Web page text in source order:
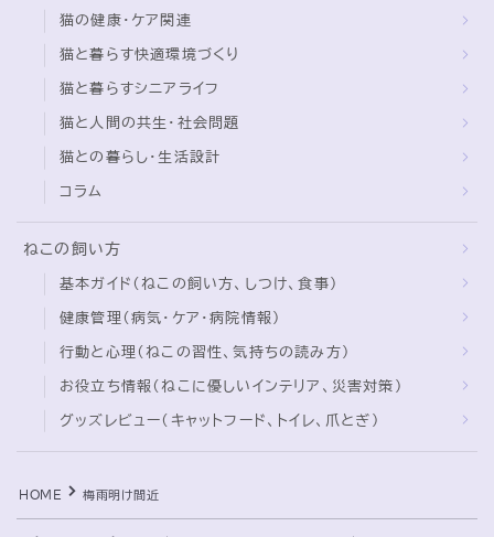
お役立ち情報（ねこに優しいインテリア、災害対
ブログ
プロフィール
Follow Me
猫の健康・ケア関連
猫と暮らす快適環境づくり
猫と暮らすシニアライフ
猫と人間の共生・社会問題
猫との暮らし・生活設計
コラム
ねこの飼い方
基本ガイド（ねこの飼い方、しつけ、食事）
健康管理（病気・ケア・病院情報）
行動と心理（ねこの習性、気持ちの読み方）
お役立ち情報（ねこに優しいインテリア、災害対策）
グッズレビュー（キャットフード、トイレ、爪とぎ）
HOME 梅雨明け間近